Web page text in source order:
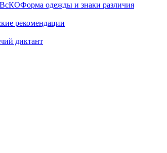
Форма одежды и знаки различия
рекомендации
диктант